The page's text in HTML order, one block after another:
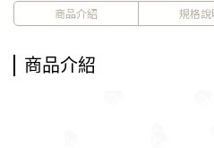
商品介紹 規格說
商品介紹